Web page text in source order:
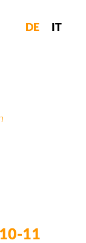
DE IT
11